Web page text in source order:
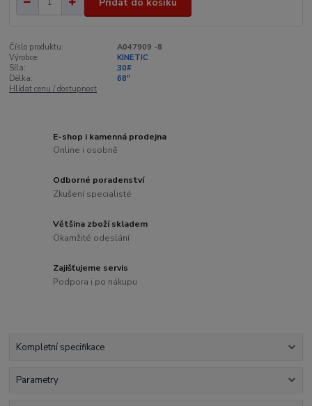
Číslo produktu:
A047909 -8
Výrobce:
KINETIC
Síla:
30#
Délka:
68"
Hlídat cenu / dostupnost
E-shop i kamenná prodejna
Online i osobně
Odborné poradenství
Zkušení specialisté
Většina zboží skladem
Okamžité odeslání
Zajišťujeme servis
Podpora i po nákupu
Kompletní specifikace
Parametry